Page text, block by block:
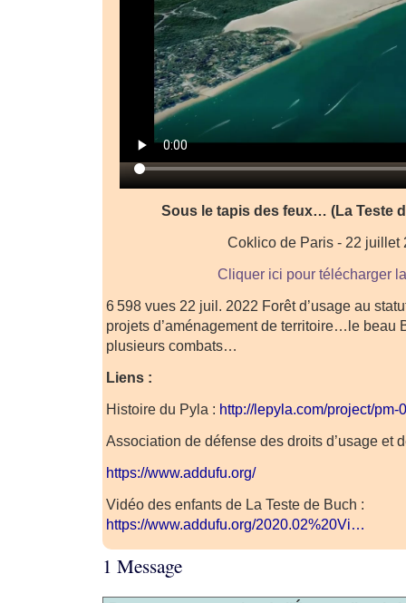
Sous le tapis des feux… (La Teste
Coklico de Paris - 22 juillet
Cliquer ici pour télécharger
6 598 vues 22 juil. 2022 Forêt d’usage au
projets d’aménagement de territoire…le beau
plusieurs combats…
Liens :
Histoire du Pyla : http://lepyla.com/project/
Association de défense des droits d’usage et
https://www.addufu.org/
Vidéo des enfants de La Teste de Buch :
https://www.addufu.org/2020.02%20Vi…
1 Message